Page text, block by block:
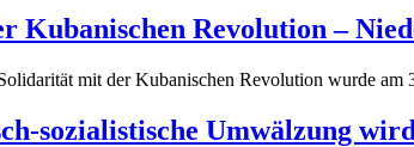
Kubanischen Revolution –
mit der Kubanischen Revolution wurde
sozialistische Umwälzung